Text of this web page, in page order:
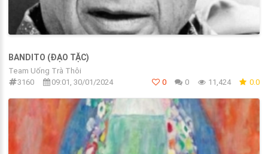
BANDITO (ĐẠO TẶC)
Team Uống Trà Thôi
3160
09:01, 30/01/2024 0 0 11,424 0.0